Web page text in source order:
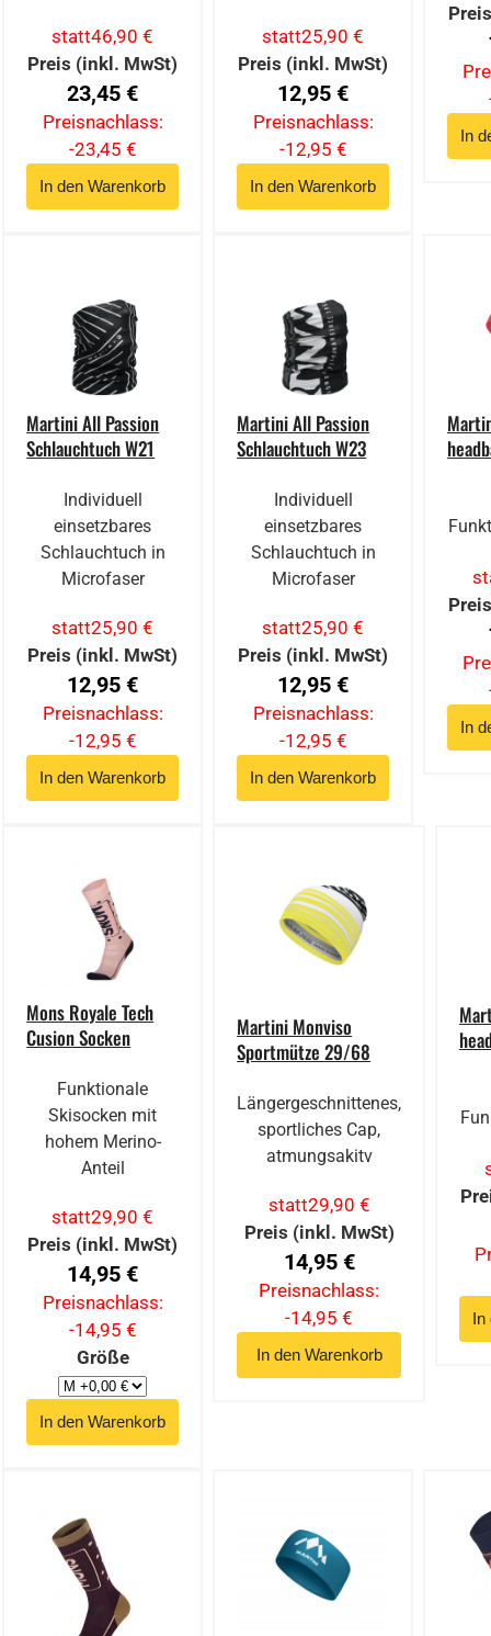
statt46,90 €
Preis (inkl. MwSt)
23,45 €
Preisnachlass:
-23,45 €
statt25,90 €
Preis (inkl. MwSt)
12,95 €
Preisnachlass:
-12,95 €
Martini All Passion
Schlauchtuch W21
Individuell
einsetzbares
Schlauchtuch in
Microfaser
statt25,90 €
Preis (inkl. MwSt)
12,95 €
Preisnachlass:
-12,95 €
Martini All Passion
Schlauchtuch W23
Individuell
einsetzbares
Schlauchtuch in
Microfaser
statt25,90 €
Preis (inkl. MwSt)
12,95 €
Preisnachlass:
-12,95 €
Mons Royale Tech
Cusion Socken
Funktionale
Skisocken mit
hohem Merino-
Anteil
statt29,90 €
Preis (inkl. MwSt)
14,95 €
Preisnachlass:
-14,95 €
Größe
Martini Monviso
Sportmütze 29/68
Längergeschnittenes,
sportliches Cap,
atmungsakitv
statt29,90 €
Preis (inkl. MwSt)
14,95 €
Preisnachlass:
-14,95 €